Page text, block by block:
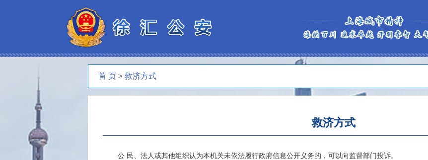
首 页 > 救济方式
救济方式
公 民、法人或其他组织认为本机关未依法履行政府信息公开义务的，可以向监督部门投诉。